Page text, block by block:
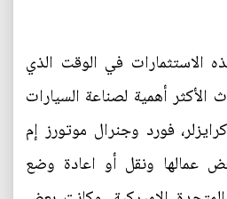
الاستثمارات في الوقت الذي
الأكثر أهمية لصناعة السيارات
فورد وجنرال موتورز إم
عمالها ونقل أو اعادة وضع